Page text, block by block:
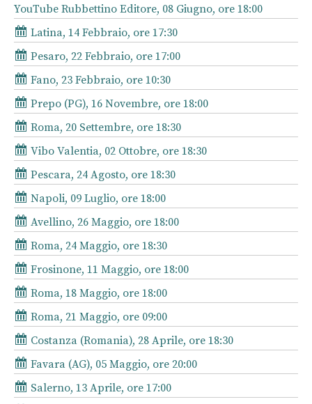
YouTube Rubbettino Editore, 08 Giugno, ore 18:00
Latina, 14 Febbraio, ore 17:30
Pesaro, 22 Febbraio, ore 17:00
Fano, 23 Febbraio, ore 10:30
Prepo (PG), 16 Novembre, ore 18:00
Roma, 20 Settembre, ore 18:30
Vibo Valentia, 02 Ottobre, ore 18:30
Pescara, 24 Agosto, ore 18:30
Napoli, 09 Luglio, ore 18:00
Avellino, 26 Maggio, ore 18:00
Roma, 24 Maggio, ore 18:30
Frosinone, 11 Maggio, ore 18:00
Roma, 18 Maggio, ore 18:00
Roma, 21 Maggio, ore 09:00
Costanza (Romania), 28 Aprile, ore 18:30
Favara (AG), 05 Maggio, ore 20:00
Salerno, 13 Aprile, ore 17:00